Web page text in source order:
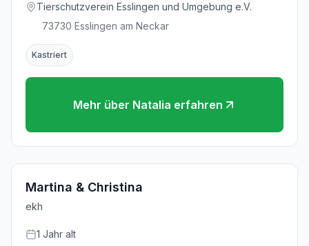
Tierschutzverein Esslingen und Umgebung e.V.
73730 Esslingen am Neckar
Kastriert
Mehr über Natalia erfahren
Martina & Christina
ekh
1 Jahr alt